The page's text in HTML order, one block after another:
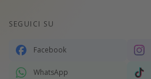
SEGUICI SU
Facebook
WhatsApp